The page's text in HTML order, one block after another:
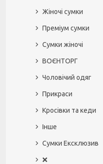
Жіночі сумки
Преміум сумки
Сумки жіночі
ВОЄНТОРГ
Чоловічий одяг
Прикраси
Кросівки та кеди
Інше
Сумки Ексклюзив
❌